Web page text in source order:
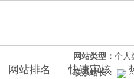
网站排名 快速审核
网站类型： 个人
联系站长：